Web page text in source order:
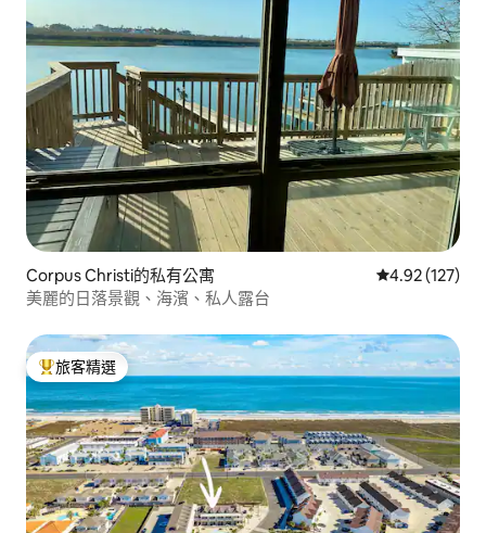
Corpus Christi的私有公寓 從 127 則評價
4.92 (127)
美麗的日落景觀、海濱、私人露台
旅客精選榜首
旅客精選